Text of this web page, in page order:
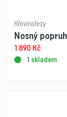
Křovinořezy
Nosný
1 890 Kč
1 skladem